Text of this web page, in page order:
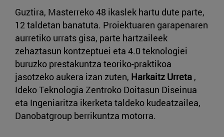
Guztira, Masterreko 48 ikaslek hartu dute parte,
12 taldetan banatuta. Proiektuaren garapenaren
aurretiko urrats gisa, parte hartzaileek
zehaztasun kontzeptuei eta 4.0 teknologiei
buruzko prestakuntza teoriko-praktikoa
jasotzeko aukera izan zuten, Harkaitz Urreta ,
Ideko Teknologia Zentroko Doitasun Diseinua
eta Ingeniaritza ikerketa taldeko kudeatzailea,
Danobatgroup berrikuntza motorra.